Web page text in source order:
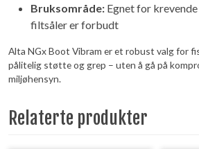
Bruksområde: Egnet for
filtsåler er forbudt
Alta NGx Boot Vibram er et robust valg for
pålitelig støtte og grep – uten å gå på
miljøhensyn.
Relaterte produkter